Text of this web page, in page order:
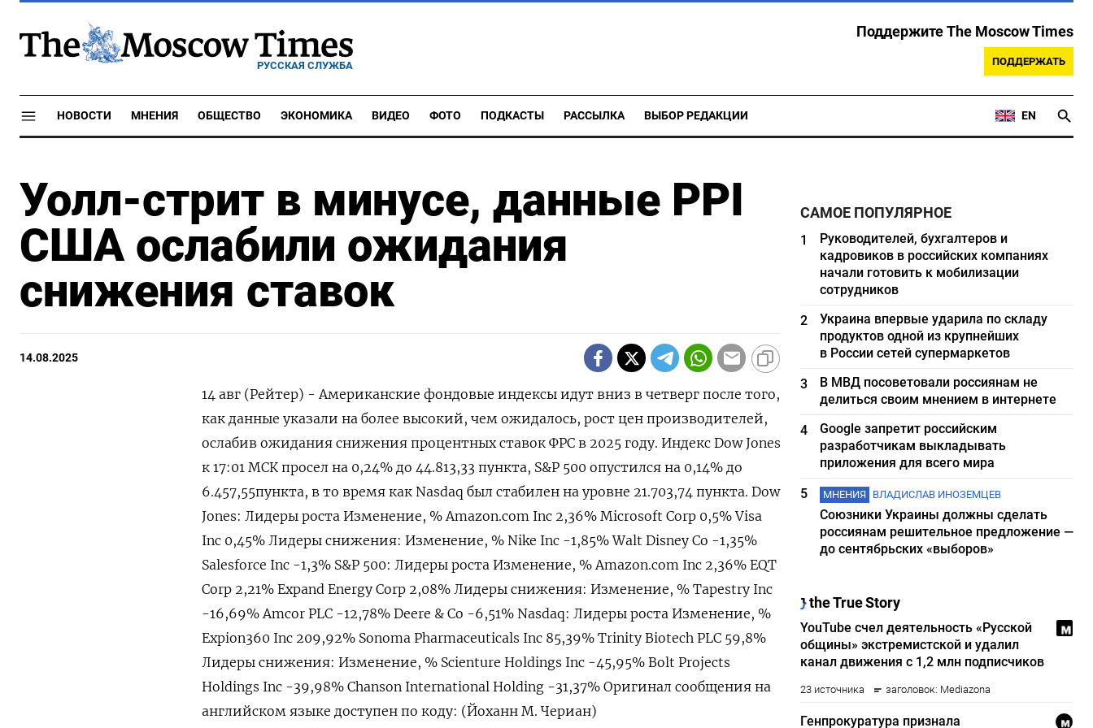
РУССКАЯ СЛУЖБА
Поддержите The Moscow Times
ПОДДЕРЖАТЬ
НОВОСТИ МНЕНИЯ ОБЩЕСТВО ЭКОНОМИКА ВИДЕО ФОТО ПОДКАСТЫ РАССЫЛКА ВЫБОР РЕДАКЦИИ EN
Уолл-стрит в минусе, данные PPI
США ослабили ожидания
снижения ставок
14.08.2025
14 авг (Рейтер) - Американские фондовые индексы идут вниз в четверг после того,
как данные указали на более высокий, чем ожидалось, рост цен производителей,
ослабив ожидания снижения процентных ставок ФРС в 2025 году. Индекс Dow Jones
к 17:01 МСК просел на 0,24% до 44.813,33 пункта, S&P 500 опустился на 0,14% до
6.457,55​ пункта, в то время как Nasdaq был стабилен на уровне 21.703,74 пункта. Dow
Jones: Лидеры роста Изменение, % Amazon.com Inc 2,36% Microsoft Corp 0,5% Visa
Inc 0,45% Лидеры снижения: Изменение, % Nike Inc -1,85% Walt Disney Co -1,35%
Salesforce Inc -1,3% S&P 500: Лидеры роста Изменение, % Amazon.com Inc 2,36% EQT
Corp 2,21% Expand Energy Corp 2,08% Лидеры снижения: Изменение, % Tapestry Inc
-16,69% Amcor PLC -12,78% Deere & Co -6,51% Nasdaq: Лидеры роста Изменение, %
Expion360 Inc 209,92% Sonoma Pharmaceuticals Inc 85,39% Trinity Biotech PLC 59,8%
Лидеры снижения: Изменение, % Scienture Holdings Inc -45,95% Bolt Projects
Holdings Inc -39,98% Chanson International Holding -31,37% Оригинал сообщения на
английском языке доступен по коду: (Йоханн М. Чериан)
САМОЕ ПОПУЛЯРНОЕ
1
Руководителей, бухгалтеров и
кадровиков в российских компаниях
начали готовить к мобилизации
сотрудников
2
Украина впервые ударила по складу
продуктов одной из крупнейших
в России сетей супермаркетов
3
В МВД посоветовали россиянам не
делиться своим мнением в интернете
4
Google запретит российским
разработчикам выкладывать
приложения для всего мира
5
МНЕНИЯ ВЛАДИСЛАВ ИНОЗЕМЦЕВ
Союзники Украины должны сделать
россиянам решительное предложение —
до сентябрьских «выборов»